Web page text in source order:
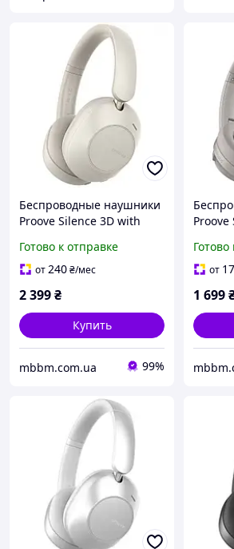
Беспроводные наушники
Proove Silence 3D with
Бежевый
Готово к отправке
от240₴/мес
2 399₴
Купить
mbbm.com.ua 99%
Серый
от
1 699